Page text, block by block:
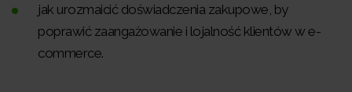
jak urozmaicić doświadczenia zakupowe, by
poprawić zaangażowanie i lojalność klientów w e-
commerce.